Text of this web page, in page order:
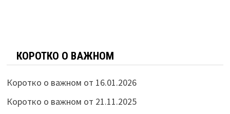
КОРОТКО О ВАЖНОМ
Коротко о важном от 16.01.2026
Коротко о важном от 21.11.2025